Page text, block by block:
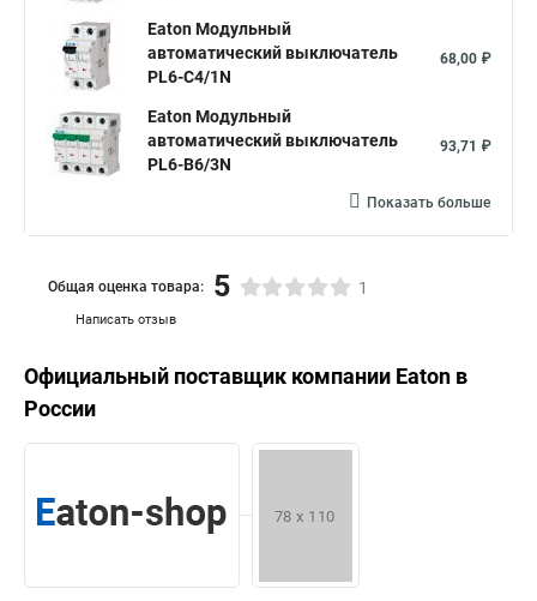
Eaton Модульный
автоматический выключатель
PL6-C4/1N
68,00 ₽
Eaton Модульный
автоматический выключатель
PL6-B6/3N
93,71 ₽
Показать больше
Написать отзыв
Общая оценка товара: 5 1
Официальный поставщик компании Eaton в
России